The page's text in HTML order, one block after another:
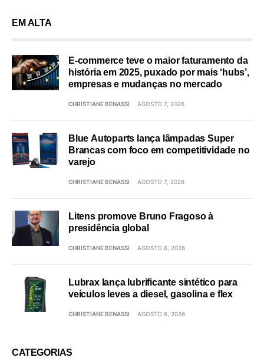
EM ALTA
E-commerce teve o maior faturamento da
história em 2025, puxado por mais ‘hubs’,
empresas e mudanças no mercado
CHRISTIANE BENASSI AGOSTO 7, 2026
Blue Autoparts lança lâmpadas Super
Brancas com foco em competitividade no
varejo
CHRISTIANE BENASSI AGOSTO 7, 2026
Litens promove Bruno Fragoso à
presidência global
CHRISTIANE BENASSI AGOSTO 6, 2026
Lubrax lança lubrificante sintético para
veículos leves a diesel, gasolina e flex
CHRISTIANE BENASSI AGOSTO 6, 2026
CATEGORIAS